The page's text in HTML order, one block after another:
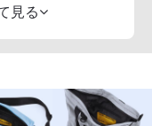
見る